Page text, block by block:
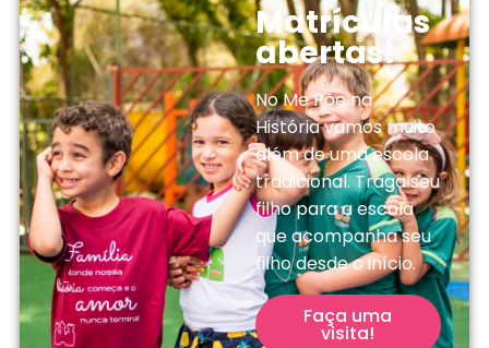
Matrículas
abertas!
No Me Põe na
História vamos muito
além de uma escola
tradicional. Traga seu
filho para a escola
que acompanha seu
filho desde o início.
Faça uma
visita!